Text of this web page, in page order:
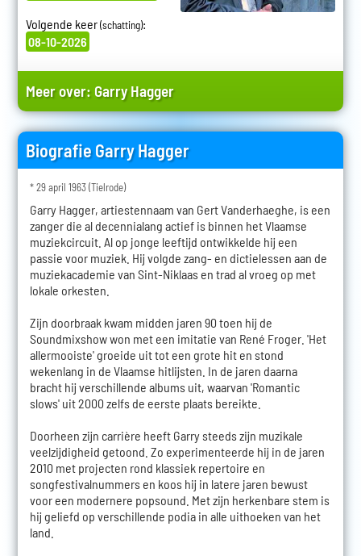
Volgende keer(schatting):
08-10-2026
Meer over: Garry Hagger
Biografie Garry Hagger
* 29 april 1963 (Tielrode)
Garry Hagger, artiestennaam van Gert Vanderhaeghe, is een
zanger die al decennialang actief is binnen het Vlaamse
muziekcircuit. Al op jonge leeftijd ontwikkelde hij een
passie voor muziek. Hij volgde zang- en dictielessen aan de
muziekacademie van Sint-Niklaas en trad al vroeg op met
lokale orkesten.
Zijn doorbraak kwam midden jaren 90 toen hij de
Soundmixshow won met een imitatie van René Froger. 'Het
allermooiste' groeide uit tot een grote hit en stond
wekenlang in de Vlaamse hitlijsten. In de jaren daarna
bracht hij verschillende albums uit, waarvan 'Romantic
slows' uit 2000 zelfs de eerste plaats bereikte.
Doorheen zijn carrière heeft Garry steeds zijn muzikale
veelzijdigheid getoond. Zo experimenteerde hij in de jaren
2010 met projecten rond klassiek repertoire en
songfestivalnummers en koos hij in latere jaren bewust
voor een modernere popsound. Met zijn herkenbare stem is
hij geliefd op verschillende podia in alle uithoeken van het
land.